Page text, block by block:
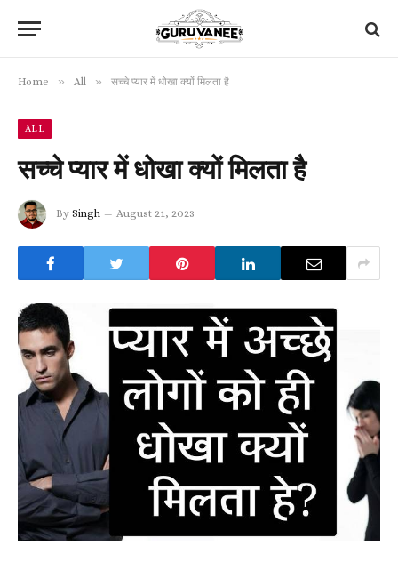
Home » All » सच्चे प्यार में धोखा क्यों मिलता है
ALL
सच्चे प्यार में धोखा क्यों मिलता है
By Singh August 21, 2023